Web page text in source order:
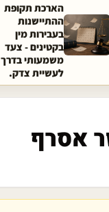
הארכת תקופת
ההתיישנות
בעבירות מין
בקטינים - צעד
משמעותי בדרך
לעשיית צדק.
אסרף